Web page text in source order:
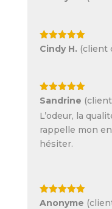
Note5sur
Cindy H. (client
Note5sur
Sandrine
L’odeur, la
rappelle mon
hésiter.
Note5sur
Anonyme